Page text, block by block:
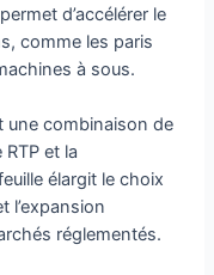
d’accélérer le
comme les paris
à sous.
une combinaison de
et la
élargit le choix
l’expansion
réglementés.